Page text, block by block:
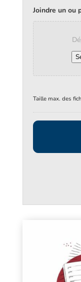
Joindre un ou
Taille max. des